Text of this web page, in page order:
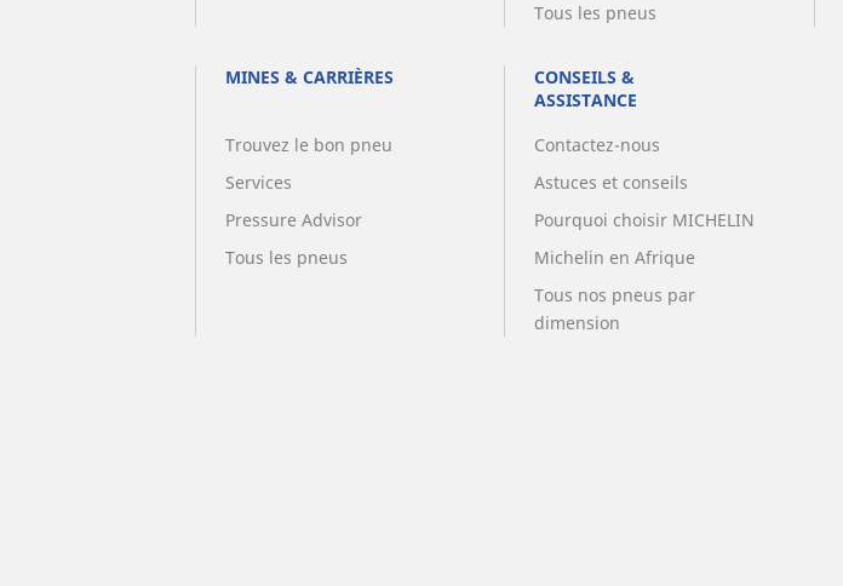
Tous les pneus
MINES & CARRIÈRES
Trouvez le bon pneu
Services
Pressure Advisor
Tous les pneus
CONSEILS &
ASSISTANCE
Contactez-nous
Astuces et conseils
Pourquoi choisir MICHELIN
Michelin en Afrique
Tous nos pneus par
dimension